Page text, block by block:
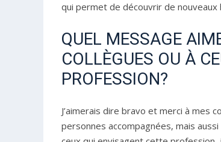
qui permet de découvrir de
QUEL MESSAGE
COLLÈGUES OU À
PROFESSION?
J’aimerais dire bravo et merci à mes
personnes accompagnées, mais